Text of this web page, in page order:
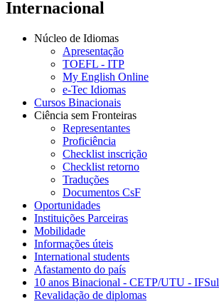
Internacional
Núcleo de Idiomas
Apresentação
TOEFL - ITP
My English Online
e-Tec Idiomas
Cursos Binacionais
Ciência sem Fronteiras
Representantes
Proficiência
Checklist inscrição
Checklist retorno
Traduções
Documentos CsF
Oportunidades
Instituições Parceiras
Mobilidade
Informações úteis
International students
Afastamento do país
10 anos Binacional - CETP/UTU - IFSul
Revalidação de diplomas